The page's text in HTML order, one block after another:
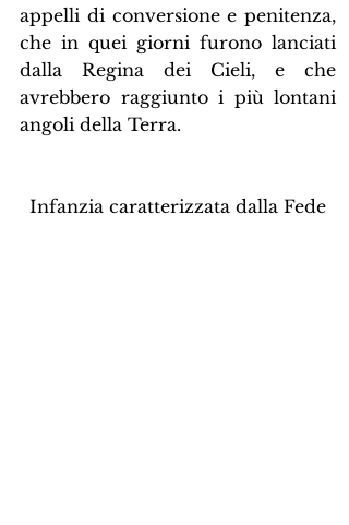
appelli di conversione e penitenza,
che in quei giorni furono lanciati
dalla Regina dei Cieli, e che
avrebbero raggiunto i più lontani
angoli della Terra.
Infanzia caratterizzata dalla Fede